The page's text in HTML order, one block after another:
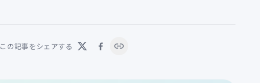
この記事をシェアする